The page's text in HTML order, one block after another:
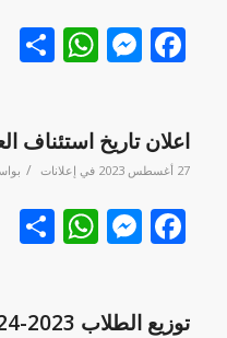
Facebook
اعلان تاريخ استئناف
27 أغسطس 2023 في إعلانات /
Facebook
توزيع الطلاب 2023-2024